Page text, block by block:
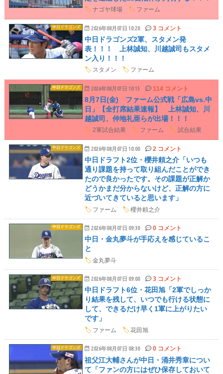
🏷️ ナゴヤ球場 🏷️ ファーム
中日ドラゴンズ 2026年08月07日 10:20 3 コメント
中日ドラゴンズ2軍、スタメン発
表！！！ 上林誠知、川越誠司もスタメ
ン入り！！！
🏷️ スタメン 🏷️ ファーム
中日ドラゴンズ 2026年08月07日 10:15 114 コメント
8月7日(金) ファーム公式戦「広島vs.中
日」【全打席結果速報】 上林誠知、川
越誠司、仲地礼亜らが出場！！！
🏷️ 2軍試合結果 🏷️ ファーム 🏷️ 試合結果
中日ドラゴンズ 2026年08月07日 10:00 2 コメント
中日ドラフト2位・櫻井頼之介「いつも
通り課題を持って取り組んだことができ
たので良かったです。その課題が正解か
どうかまだ分からないけど、正解の方に
近づいてきていると思います」
🏷️ ファーム 🏷️櫻井頼之介
中日ドラゴンズ 2026年08月07日 09:30 0 コメント
中日・金丸夢斗が手応えを感じているこ
と
🏷️金丸夢斗
中日ドラゴンズ 2026年08月07日 09:00 3 コメント
中日ドラフト6位・花田旭「2軍でしっか
り結果を残して、いつでも行ける状態に
して、できるだけ早く1軍に上がりたい
です」
🏷️ ファーム 🏷️花田旭
中日ドラゴンズ 2026年08月07日 08:30 0 コメント
祖父江大輔さんが中日・涌井秀章につい
て「ファンの方にはぜひ保存しておいて